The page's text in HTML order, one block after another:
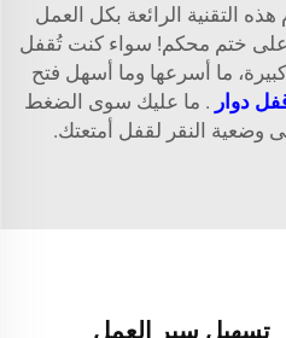
التقنية الرائعة بكل العمل
على ختم محكم! سواء كنت تُقفل
كبيرة، ما أسرعها وما أسهل فتح
دوار . ما عليك سوى الضغط
وضعية النقر لقفل أمتعتك.
تسهيل سير العمل